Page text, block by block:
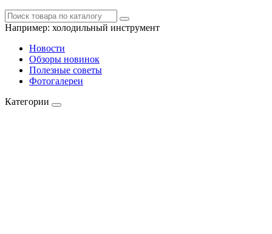
Например: холодильный инструмент
Новости
Обзоры новинок
Полезные советы
Фотогалереи
Категории